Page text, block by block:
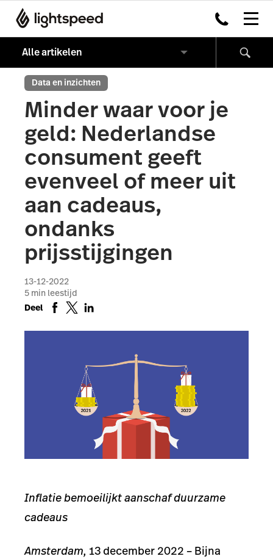
Data en inzichten
Minder waar voor je
geld: Nederlandse
consument geeft
evenveel of meer uit
aan cadeaus,
ondanks
prijsstijgingen
13-12-2022
5 min leestijd
Deel
Inflatie bemoeilijkt aanschaf duurzame
cadeaus
Amsterdam, 13 december 2022 – Bijna